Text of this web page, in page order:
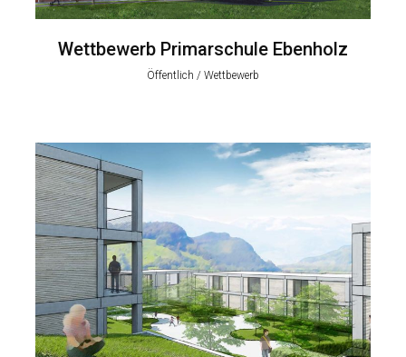
Wettbewerb Primarschule Ebenholz
Öffentlich / Wettbewerb